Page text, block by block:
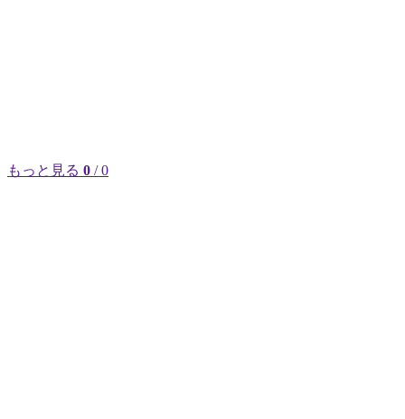
もっと見る 0 / 0